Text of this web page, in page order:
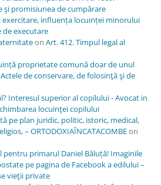
şi promisiunea de cumpărare
influența locuinței minorului
de executare
on Art. 412. Timpul legal al
proprietate comună doar de unul
de conservare, de folosinţă şi de
Interesul superior al copilului - Avocat in
locuinţei copilului
pe plan juridic, politic, istoric, medical,
– ORTODOXIAÎNCATACOMBEon
primarul Daniel Băluță! Imaginile
pe pagina de Facebook a edilului –
vieţii private